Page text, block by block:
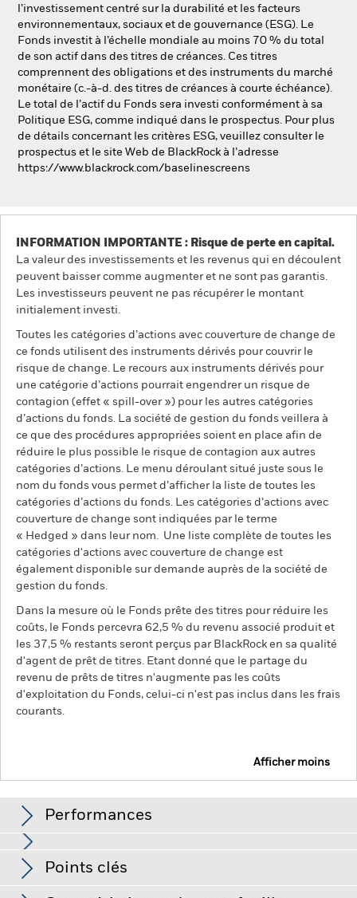
l’investissement centré sur la durabilité et les facteurs
environnementaux, sociaux et de gouvernance (ESG). Le
Fonds investit à l’échelle mondiale au moins 70 % du total
de son actif dans des titres de créances. Ces titres
comprennent des obligations et des instruments du marché
monétaire (c.-à-d. des titres de créances à courte échéance).
Le total de l’actif du Fonds sera investi conformément à sa
Politique ESG, comme indiqué dans le prospectus. Pour plus
de détails concernant les critères ESG, veuillez consulter le
prospectus et le site Web de BlackRock à l’adresse
https://www.blackrock.com/baselinescreens
INFORMATION IMPORTANTE : Risque de perte en capital.
La valeur des investissements et les revenus qui en découlent
peuvent baisser comme augmenter et ne sont pas garantis.
Les investisseurs peuvent ne pas récupérer le montant
initialement investi.
Toutes les catégories d’actions avec couverture de change de
ce fonds utilisent des instruments dérivés pour couvrir le
risque de change. Le recours aux instruments dérivés pour
une catégorie d’actions pourrait engendrer un risque de
contagion (effet « spill-over ») pour les autres catégories
d’actions du fonds. La société de gestion du fonds veillera à
ce que des procédures appropriées soient en place afin de
réduire le plus possible le risque de contagion aux autres
catégories d’actions. Le menu déroulant situé juste sous le
nom du fonds vous permet d’afficher la liste de toutes les
catégories d’actions du fonds. Les catégories d’actions avec
couverture de change sont indiquées par le terme
« Hedged » dans leur nom. Une liste complète de toutes les
catégories d'actions avec couverture de change est
également disponible sur demande auprès de la société de
gestion du fonds.
Dans la mesure où le Fonds prête des titres pour réduire les
coûts, le Fonds percevra 62,5 % du revenu associé produit et
les 37,5 % restants seront perçus par BlackRock en sa qualité
d'agent de prêt de titres. Etant donné que le partage du
revenu de prêts de titres n'augmente pas les coûts
d'exploitation du Fonds, celui-ci n'est pas inclus dans les frais
courants.
Afficher moins
Performances
Le risque de crédit, les fluctuations des taux d'intérêt et/ou
les défauts de l'émetteur auront un impact significatif sur la
Points clés